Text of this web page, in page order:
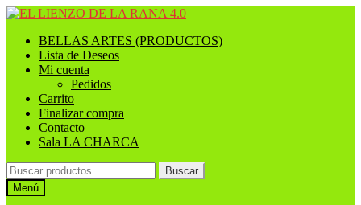
Ir
navegación
Ir
contenidoBELLAS ARTES (PRODUCTOS)
Lista de Deseos
Mi cuenta
Pedidos
Carrito
Finalizar compra
Contacto
Sala LA CHARCA
Buscar
por:
Buscar
Menú